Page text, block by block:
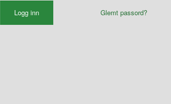
Glemt passord?